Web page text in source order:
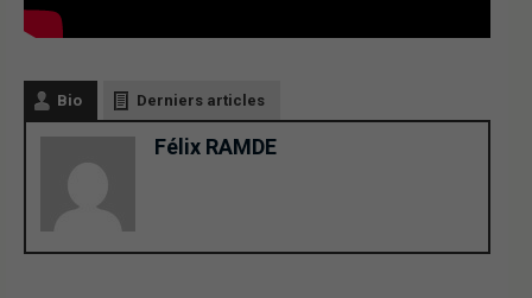
Bio Derniers articles
Félix RAMDE